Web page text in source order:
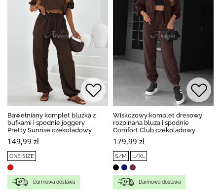
Bawełniany komplet bluzka z
bufkami i spodnie joggery
Pretty Sunrise czekoladowy
149,99 zł
ONE SIZE
Darmowa dostawa
Wiskozowy komplet dresowy
rozpinana bluza i spodnie
Comfort Club czekoladowy
179,99 zł
S/M L/XL
Darmowa dostawa